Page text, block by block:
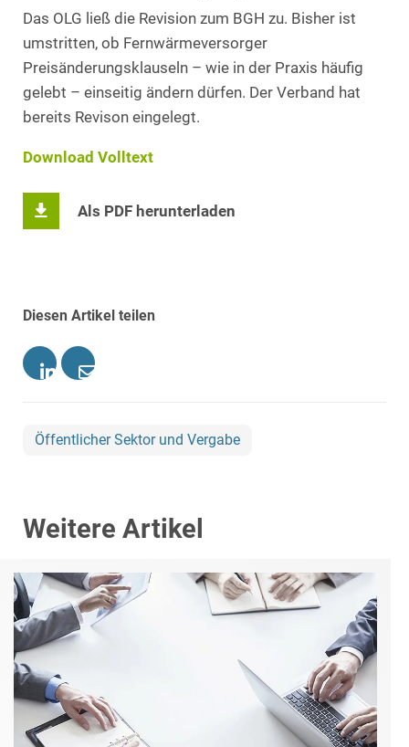
Das OLG ließ die Revision zum BGH zu. Bisher ist
umstritten, ob Fernwärmeversorger
Preisänderungsklauseln – wie in der Praxis häufig
gelebt – einseitig ändern dürfen. Der Verband hat
bereits Revison eingelegt.
Download Volltext
Als PDF herunterladen
Diesen Artikel teilen
Öffentlicher Sektor und Vergabe
Weitere Artikel